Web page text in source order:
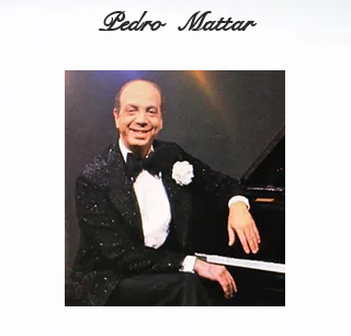
Pedro Mattar